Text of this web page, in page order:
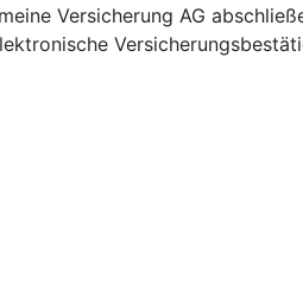
Versicherung AG